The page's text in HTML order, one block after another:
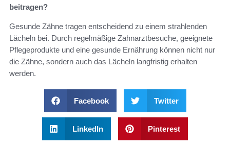
beitragen?
Gesunde Zähne tragen entscheidend zu einem strahlenden
Lächeln bei. Durch regelmäßige Zahnarztbesuche, geeignete
Pflegeprodukte und eine gesunde Ernährung können nicht nur
die Zähne, sondern auch das Lächeln langfristig erhalten
werden.
Facebook Twitter
LinkedIn Pinterest